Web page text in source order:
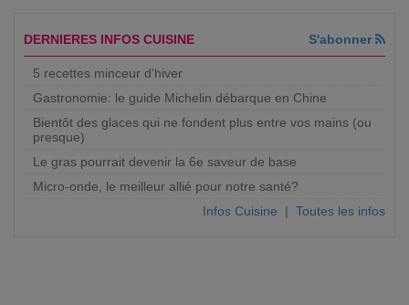
DERNIERES INFOS CUISINE S'abonner
5 recettes minceur d'hiver
Gastronomie: le guide Michelin débarque en Chine
Bientôt des glaces qui ne fondent plus entre vos mains (ou
presque)
Le gras pourrait devenir la 6e saveur de base
Micro-onde, le meilleur allié pour notre santé?
Infos Cuisine | Toutes les infos